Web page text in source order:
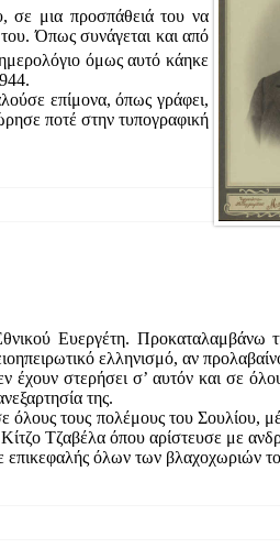
σε μια προσπάθειά του να
Όπως συνάγεται και από
όμως αυτό κάηκε
επίμονα, όπως γράφει,
ποτέ στην τυπογραφική
Ευεργέτη. Προκαταλαμβάνω
ελληνισμό, αν
έχουν στερήσει σ’ αυτόν και σε
της.
τους πολέμους του Σουλίου,
Τζαβέλα όπου αρίστευσε με
επικεφαλής όλων των βλαχοχωριών